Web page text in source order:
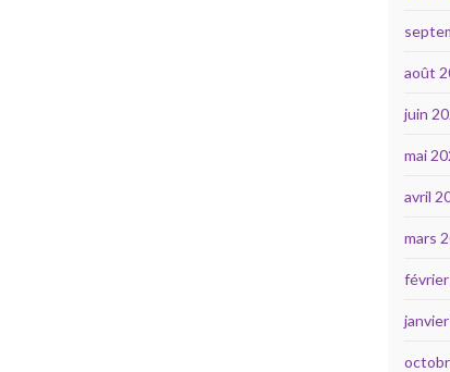
août
juin
mai
avril
mars
février